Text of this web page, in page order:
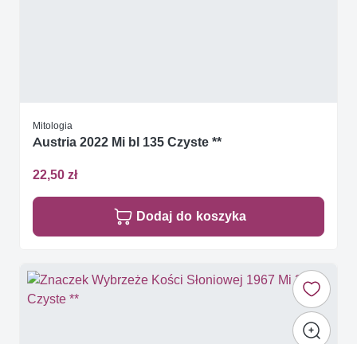
Mitologia
Austria 2022 Mi bl 135 Czyste **
22,50 zł
Dodaj do koszyka